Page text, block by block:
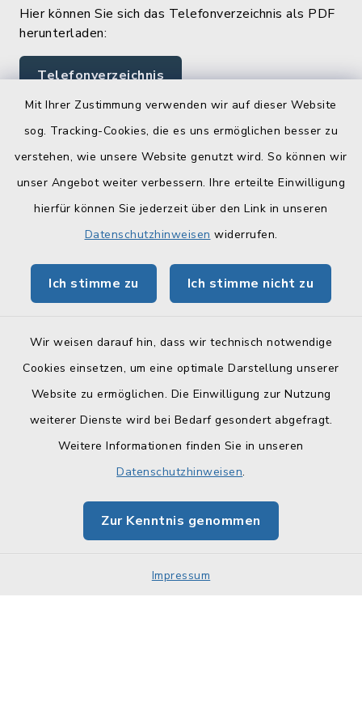
Mit Ihrer Zustimmung verwenden wir auf dieser Website
sog. Tracking-Cookies, die es uns ermöglichen besser zu
verstehen, wie unsere Website genutzt wird. So können wir
unser Angebot weiter verbessern. Ihre erteilte Einwilligung
hierfür können Sie jederzeit über den Link in unseren
Datenschutzhinweisen widerrufen.
Ich stimme zu Ich stimme nicht zu
Wir weisen darauf hin, dass wir technisch notwendige
Cookies einsetzen, um eine optimale Darstellung unserer
Website zu ermöglichen. Die Einwilligung zur Nutzung
weiterer Dienste wird bei Bedarf gesondert abgefragt.
Weitere Informationen finden Sie in unseren
Datenschutzhinweisen.
Zur Kenntnis genommen
Impressum
Hier können Sie sich das Telefonverzeichnis als PDF
herunterladen:
Telefonverzeichnis
Quicklinks
Landratsamt Lichtenfels
Geoportal Lichtenfels
BayernPortal
Barrierefreiheit
Sitemap